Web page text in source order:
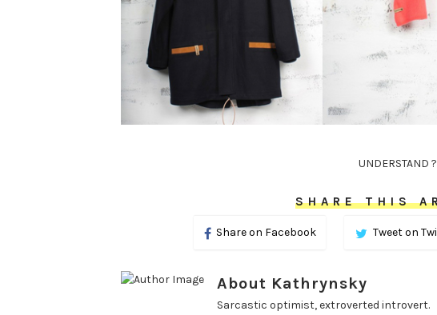
UNDERSTAND ?
SHARE THIS
Share on Facebook Tweet on
About Kathrynsky
Sarcastic optimist, extroverted introvert.